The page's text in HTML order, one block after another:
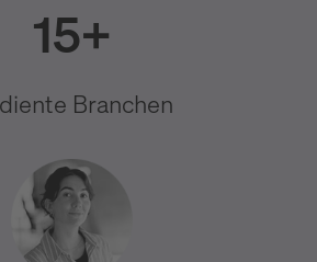
15+
Branchen